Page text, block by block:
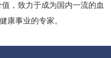
，致力于成为国内一流的血
康事业的专家。